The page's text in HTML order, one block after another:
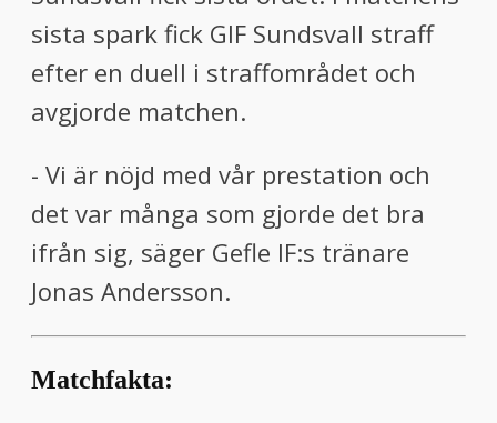
sista spark fick GIF Sundsvall straff
efter en duell i straffområdet och
avgjorde matchen.
- Vi är nöjd med vår prestation och
det var många som gjorde det bra
ifrån sig, säger Gefle IF:s tränare
Jonas Andersson.
Matchfakta: